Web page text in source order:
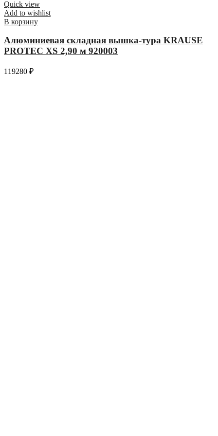
Quick view
Add to wishlist
В корзину
Алюминиевая складная вышка-тура KRAUSE
PROTEC XS 2,90 м 920003
119280 ₽